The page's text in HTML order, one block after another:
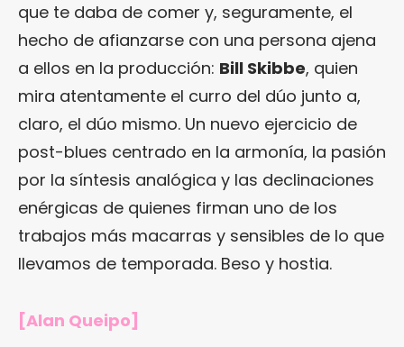
que te daba de comer y, seguramente, el
hecho de afianzarse con una persona ajena
a ellos en la producción: Bill Skibbe, quien
mira atentamente el curro del dúo junto a,
claro, el dúo mismo. Un nuevo ejercicio de
post-blues centrado en la armonía, la pasión
por la síntesis analógica y las declinaciones
enérgicas de quienes firman uno de los
trabajos más macarras y sensibles de lo que
llevamos de temporada. Beso y hostia.
[Alan Queipo]